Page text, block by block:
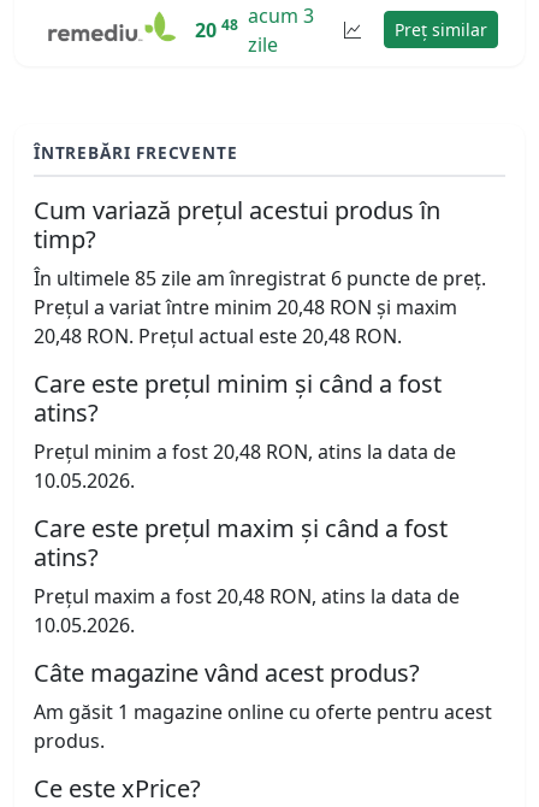
20 48 acum 3
zile
Preț similar
ÎNTREBĂRI FRECVENTE
Cum variază prețul acestui produs în
timp?
În ultimele 85 zile am înregistrat 6 puncte de preț.
Prețul a variat între minim 20,48 RON și maxim
20,48 RON. Prețul actual este 20,48 RON.
Care este prețul minim și când a fost
atins?
Prețul minim a fost 20,48 RON, atins la data de
10.05.2026.
Care este prețul maxim și când a fost
atins?
Prețul maxim a fost 20,48 RON, atins la data de
10.05.2026.
Câte magazine vând acest produs?
Am găsit 1 magazine online cu oferte pentru acest
produs.
Ce este xPrice?